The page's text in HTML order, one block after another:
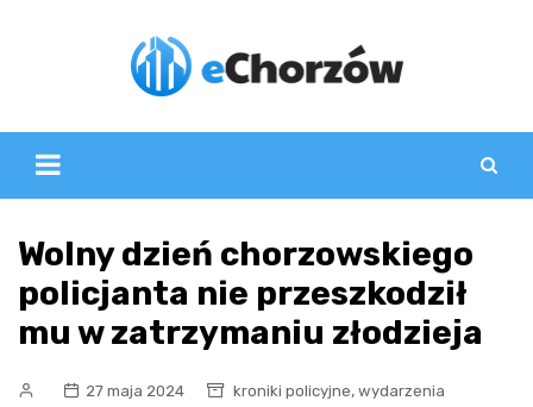
Wolny dzień chorzowskiego
policjanta nie przeszkodził
mu w zatrzymaniu złodzieja
27 maja 2024 kroniki policyjne, wydarzenia